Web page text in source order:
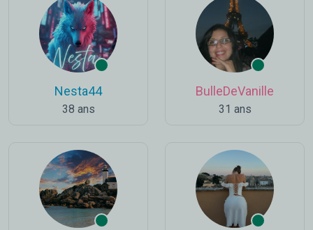
Nesta44
38 ans
BulleDeVanille
31 ans